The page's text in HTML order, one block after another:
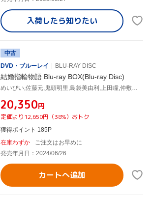
入荷したら知りたい
中古
DVD・ブルーレイ
BLU-RAY DISC
結婚指輪物語 Blu-ray BOX(Blu-ray Disc)
めいびい,佐藤元,鬼頭明里,島袋美由利,上田瞳,仲敷沙織,立石聖,宝野聡史
¥20,350円
定価より12,650円（38%）おトク
獲得ポイント 185P
在庫わずか
ご注文はお早めに
発売年月日：2024/06/26
カートへ追加